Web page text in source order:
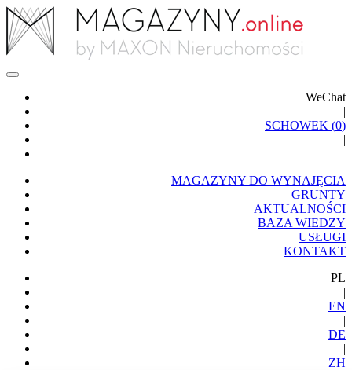
WeChat
|
SCHOWEK (0)
|
MAGAZYNY DO WYNAJĘCIA
GRUNTY
AKTUALNOŚCI
BAZA WIEDZY
USŁUGI
KONTAKT
PL
|
EN
|
DE
|
ZH